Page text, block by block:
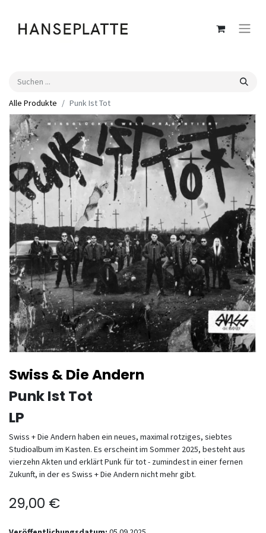
Alle Produkte Punk Ist Tot
Swiss & Die Andern
Punk Ist Tot
LP
Swiss + Die Andern haben ein neues, maximal rotziges, siebtes
Studioalbum im Kasten. Es erscheint im Sommer 2025, besteht aus
vierzehn Akten und erklärt Punk für tot - zumindest in einer fernen
Zukunft, in der es Swiss + Die Andern nicht mehr gibt.
29,00 €